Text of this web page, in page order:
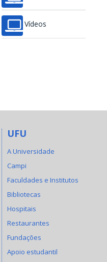
Vídeos
UFU
A Universidade
Campi
Faculdades e Institutos
Bibliotecas
Hospitais
Restaurantes
Fundações
Apoio estudantil